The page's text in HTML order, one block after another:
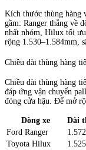
Kích thước thùng hàng
gầm: Ranger thắng về
nhất nhóm, Hilux tối
rộng 1.530–1.584mm,
Chiều dài thùng hàng
Chiều dài thùng hàng
đáp ứng vận chuyển
đóng cửa hậu. Để mở
Dòng xe Dài
Ford Ranger
1.572
Toyota Hilux
1.525